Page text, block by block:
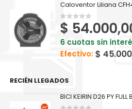
0out of 5
$
6 cuotas sin
Efectivo: $
RECIÉN LLEGADOS
BICI KEIRIN D26 PY FULL